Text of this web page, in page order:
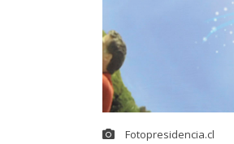
Fotopresidencia.cl